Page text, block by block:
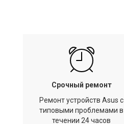
Срочный ремонт
Ремонт устройств Asus с
типовыми проблемами в
течении 24 часов